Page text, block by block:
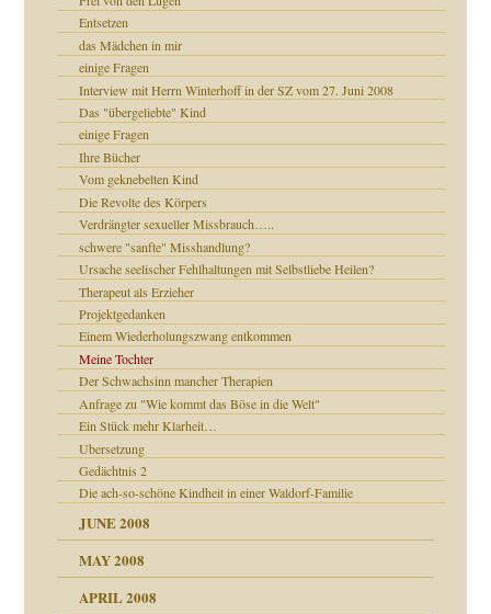
Entsetzen
das Mädchen in mir
einige Fragen
Interview mit Herrn Winterhoff in der SZ vom 27. Juni 2008
Das "übergeliebte" Kind
einige Fragen
Ihre Bücher
Vom geknebelten Kind
Die Revolte des Körpers
Verdrängter sexueller Missbrauch…..
schwere "sanfte" Misshandlung?
Ursache seelischer Fehlhaltungen mit Selbstliebe Heilen?
Therapeut als Erzieher
Projektgedanken
Einem Wiederholungszwang entkommen
Meine Tochter
Der Schwachsinn mancher Therapien
Anfrage zu "Wie kommt das Böse in die Welt"
Ein Stück mehr Klarheit…
Ubersetzung
Gedächtnis 2
Die ach-so-schöne Kindheit in einer Waldorf-Familie
JUNE 2008
MAY 2008
APRIL 2008